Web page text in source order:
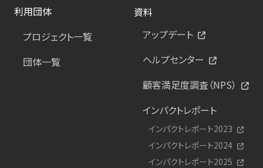
利用団体
プロジェクト一覧
団体一覧
資料
アップデート
ヘルプセンター
顧客満足度調査（NPS）
インパクトレポート
インパクトレポート2023
インパクトレポート2024
インパクトレポート2025